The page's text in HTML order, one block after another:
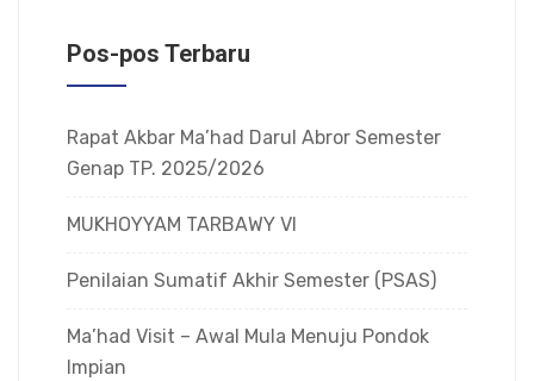
Pos-pos Terbaru
Rapat Akbar Ma’had Darul Abror Semester
Genap TP. 2025/2026
MUKHOYYAM TARBAWY VI
Penilaian Sumatif Akhir Semester (PSAS)
Ma’had Visit – Awal Mula Menuju Pondok
Impian